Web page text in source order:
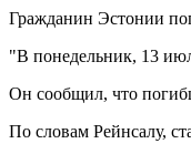
Гражданин Эстонии
"В понедельник, 13
Он сообщил, что
По словам Рейнсалу,